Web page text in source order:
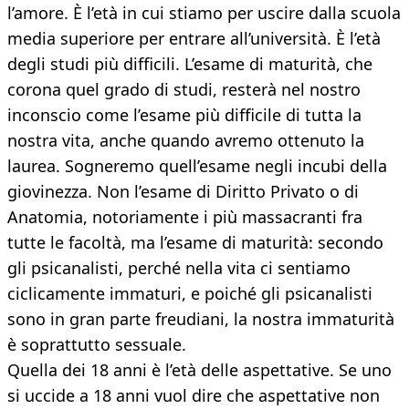
l’amore. È l’età in cui stiamo per uscire dalla scuola
media superiore per entrare all’università. È l’età
degli studi più difficili. L’esame di maturità, che
corona quel grado di studi, resterà nel nostro
inconscio come l’esame più difficile di tutta la
nostra vita, anche quando avremo ottenuto la
laurea. Sogneremo quell’esame negli incubi della
giovinezza. Non l’esame di Diritto Privato o di
Anatomia, notoriamente i più massacranti fra
tutte le facoltà, ma l’esame di maturità: secondo
gli psicanalisti, perché nella vita ci sentiamo
ciclicamente immaturi, e poiché gli psicanalisti
sono in gran parte freudiani, la nostra immaturità
è soprattutto sessuale.
Quella dei 18 anni è l’età delle aspettative. Se uno
si uccide a 18 anni vuol dire che aspettative non